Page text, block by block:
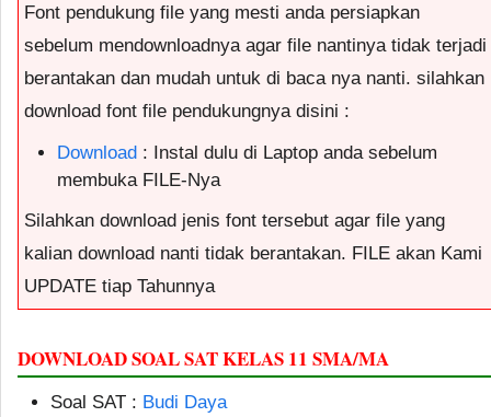
Font pendukung file yang mesti anda persiapkan
sebelum mendownloadnya agar file nantinya tidak terjadi
berantakan dan mudah untuk di baca nya nanti. silahkan
download font file pendukungnya disini :
Download : Instal dulu di Laptop anda sebelum
membuka FILE-Nya
Silahkan download jenis font tersebut agar file yang
kalian download nanti tidak berantakan. FILE akan Kami
UPDATE tiap Tahunnya
DOWNLOAD SOAL SAT KELAS 11 SMA/MA
Soal SAT : Budi Daya